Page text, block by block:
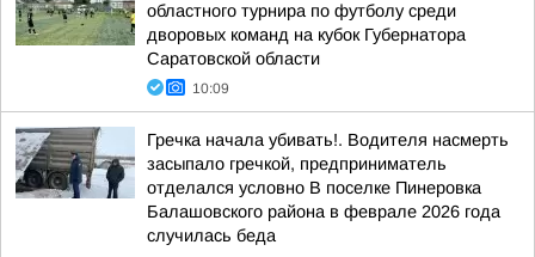
областного турнира по футболу среди
дворовых команд на кубок Губернатора
Саратовской области
10:09
Гречка начала убивать!. Водителя насмерть
засыпало гречкой, предприниматель
отделался условно В поселке Пинеровка
Балашовского района в феврале 2026 года
случилась беда